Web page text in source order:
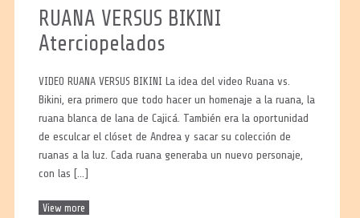
RUANA VERSUS BIKINI
Aterciopelados
VIDEO RUANA VERSUS BIKINI La idea del video Ruana vs.
Bikini, era primero que todo hacer un homenaje a la ruana, la
ruana blanca de lana de Cajicá. También era la oportunidad
de esculcar el clóset de Andrea y sacar su colección de
ruanas a la luz. Cada ruana generaba un nuevo personaje,
con las […]
View more